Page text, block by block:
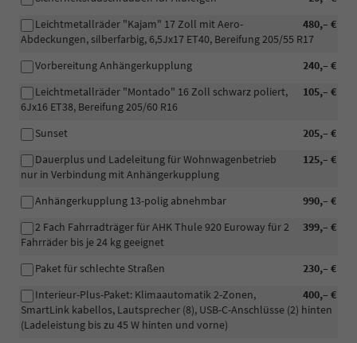
480,– €
Leichtmetallräder "Kajam" 17 Zoll mit Aero-
Abdeckungen, silberfarbig, 6,5Jx17 ET40, Bereifung 205/55 R17
240,– €
Vorbereitung Anhängerkupplung
105,– €
Leichtmetallräder "Montado" 16 Zoll schwarz poliert,
6Jx16 ET38, Bereifung 205/60 R16
205,– €
Sunset
125,– €
Dauerplus und Ladeleitung für Wohnwagenbetrieb
nur in Verbindung mit Anhängerkupplung
990,– €
Anhängerkupplung 13-polig abnehmbar
399,– €
2 Fach Fahrradträger für AHK Thule 920 Euroway für 2
Fahrräder bis je 24 kg geeignet
230,– €
Paket für schlechte Straßen
400,– €
Interieur-Plus-Paket: Klimaautomatik 2-Zonen,
SmartLink kabellos, Lautsprecher (8), USB-C-Anschlüsse (2) hinten
(Ladeleistung bis zu 45 W hinten und vorne)